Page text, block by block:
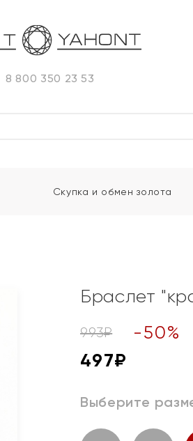
8 800 350 23 53
Скупка и обмен золота
Браслет
993₽ -50%
497₽
Выберите